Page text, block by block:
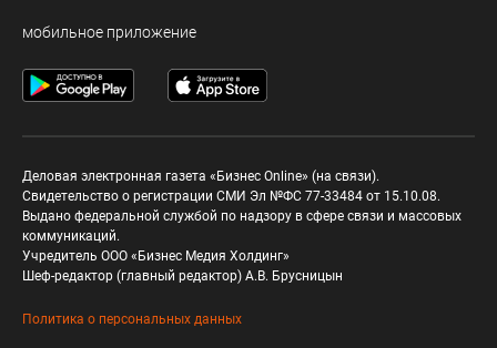
мобильное приложение
Деловая электронная газета «Бизнес Online» (на связи).
Свидетельство о регистрации СМИ Эл №ФС 77-33484 от 15.10.08.
Выдано федеральной службой по надзору в сфере связи и массовых
коммуникаций.
Учредитель ООО «Бизнес Медия Холдинг»
Шеф-редактор (главный редактор) А.В. Брусницын
Политика о персональных данных